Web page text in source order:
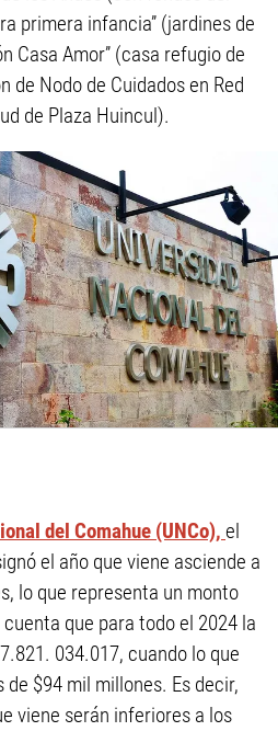
primera infancia” (jardines de
Casa Amor” (casa refugio de
de Nodo de Cuidados en Red
de Plaza Huincul).
del Comahue (UNCo), el
el año que viene asciende a
lo que representa un monto
que para todo el 2024 la
034.017, cuando lo que
$94 mil millones. Es decir,
viene serán inferiores a los